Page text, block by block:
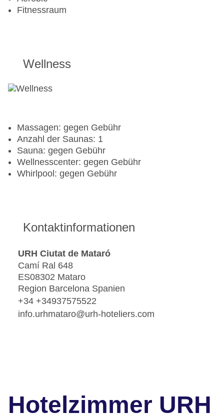
Fitnessraum
Wellness
Massagen: gegen Gebühr
Anzahl der Saunas: 1
Sauna: gegen Gebühr
Wellnesscenter: gegen Gebühr
Whirlpool: gegen Gebühr
Kontaktinformationen
URH Ciutat de Mataró
Camí Ral 648
ES08302 Mataro
Region Barcelona Spanien
+34 +34937575522
info.urhmataro@urh-hoteliers.com
Hotelzimmer URH